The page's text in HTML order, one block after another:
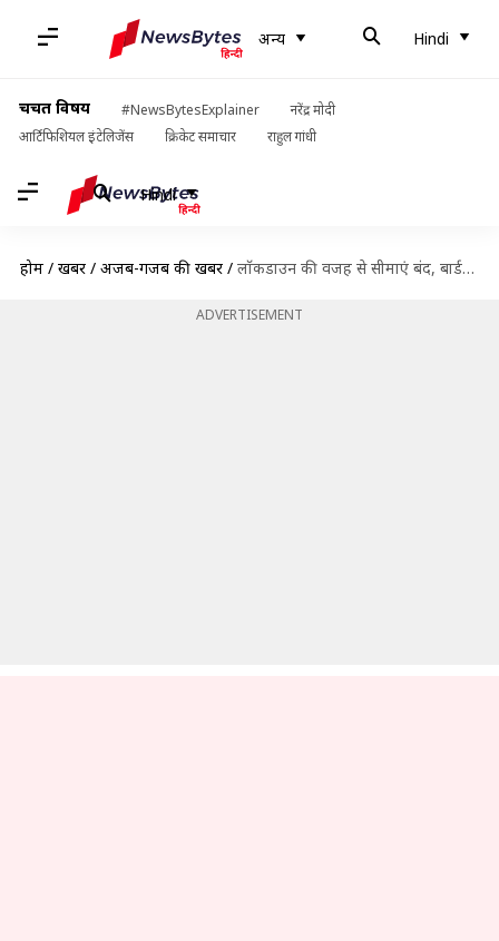
अन्य Hindi
चर्चित विषय #NewsBytesExplainer
नरेंद्र मोदी
आर्टिफिशियल इंटेलिजेंस
क्रिकेट समाचार राहुल गांधी
Hindi
होम / खबरें / अजब-गजब की खबरें / लॉकडाउन की वजह से सीमाएं बंद, बार्डर पर एक-दूसरे से मिलने जाता है यह बुजुर्ग जोड़ा
ADVERTISEMENT